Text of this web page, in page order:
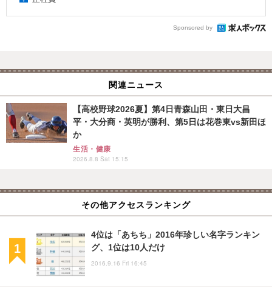
Sponsored by
関連ニュース
【高校野球2026夏】第4日青森山田・東日大昌
平・大分商・英明が勝利、第5日は花巻東vs新田ほ
か
生活・健康
2026.8.8 Sat 15:15
その他アクセスランキング
4位は「あちち」2016年珍しい名字ランキン
グ、1位は10人だけ
2016.9.16 Fri 16:45